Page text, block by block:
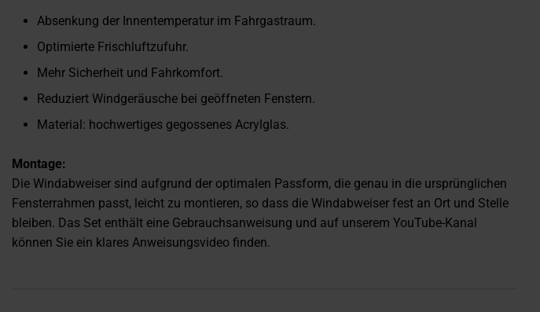
Absenkung der Innentemperatur im Fahrgastraum.
Optimierte Frischluftzufuhr.
Mehr Sicherheit und Fahrkomfort.
Reduziert Windgeräusche bei geöffneten Fenstern.
Material: hochwertiges gegossenes Acrylglas.
Montage:
Die Windabweiser sind aufgrund der optimalen Passform, die genau in die ursprünglichen
Fensterrahmen passt, leicht zu montieren, so dass die Windabweiser fest an Ort und Stelle
bleiben. Das Set enthält eine Gebrauchsanweisung und auf unserem YouTube-Kanal
können Sie ein klares Anweisungsvideo finden.